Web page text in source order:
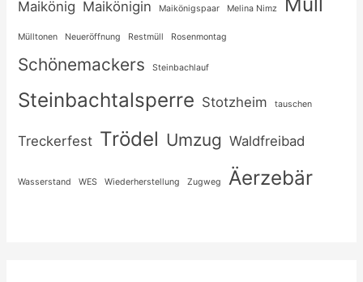
Maikönig Maikönigin Maikönigspaar Melina Nimz
Mülltonen Neueröffnung Restmüll Rosenmontag
Schönemackers Steinbachlauf
Steinbachtalsperre Stotzheim tauschen
Treckerfest Trödel Umzug Waldfreibad
Wasserstand WES Wiederherstellung Zugweg Äerzebär